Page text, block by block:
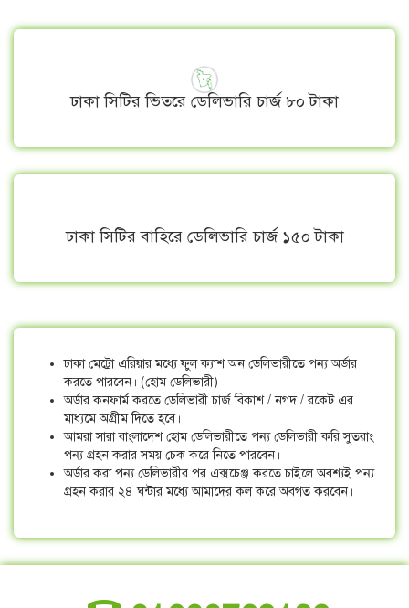
ঢাকা সিটির ভিতরে ডেলিভারি চার্জ ৮০ টাকা
ঢাকা সিটির বাহিরে ডেলিভারি চার্জ ১৫০ টাকা
ঢাকা মেট্রো এরিয়ার মধ্যে ফুল ক্যাশ অন ডেলিভারীতে পন্য অর্ডার
করতে পারবেন। (হোম ডেলিভারী)
অর্ডার কনফার্ম করতে ডেলিভারী চার্জ বিকাশ / নগদ / রকেট এর
মাধ্যমে অগ্রীম দিতে হবে।
আমরা সারা বাংলাদেশ হোম ডেলিভারীতে পন্য ডেলিভারী করি সুতরাং
পন্য গ্রহন করার সময় চেক করে নিতে পারবেন।
অর্ডার করা পন্য ডেলিভারীর পর এক্সচেঞ্জ করতে চাইলে অবশ্যই পন্য
গ্রহন করার ২৪ ঘন্টার মধ্যে আমাদের কল করে অবগত করবেন।